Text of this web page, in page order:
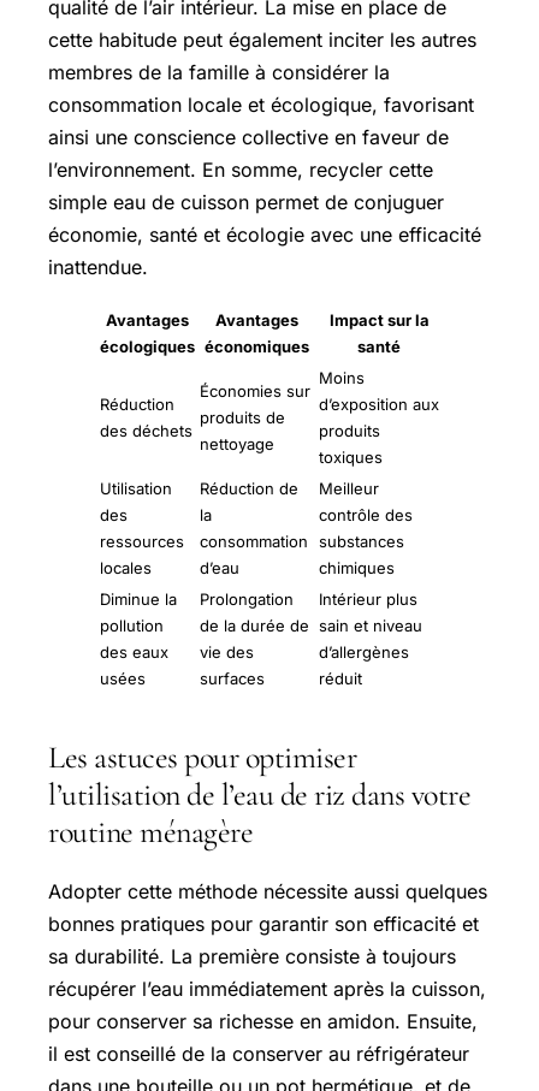
qualité de l’air intérieur. La mise en place de
cette habitude peut également inciter les autres
membres de la famille à considérer la
consommation locale et écologique, favorisant
ainsi une conscience collective en faveur de
l’environnement. En somme, recycler cette
simple eau de cuisson permet de conjuguer
économie, santé et écologie avec une efficacité
inattendue.
Avantages
écologiques
Avantages
économiques
Impact sur la
santé
Réduction
des déchets
Économies sur
produits de
nettoyage
Moins
d’exposition aux
produits
toxiques
Utilisation
des
ressources
locales
Réduction de
la
consommation
d’eau
Meilleur
contrôle des
substances
chimiques
Diminue la
pollution
des eaux
usées
Prolongation
de la durée de
vie des
surfaces
Intérieur plus
sain et niveau
d’allergènes
réduit
Les astuces pour optimiser
l’utilisation de l’eau de riz dans votre
routine ménagère
Adopter cette méthode nécessite aussi quelques
bonnes pratiques pour garantir son efficacité et
sa durabilité. La première consiste à toujours
récupérer l’eau immédiatement après la cuisson,
pour conserver sa richesse en amidon. Ensuite,
il est conseillé de la conserver au réfrigérateur